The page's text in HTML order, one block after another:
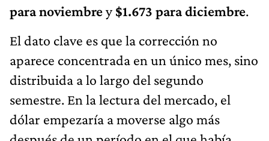
para noviembrey$1.673 para diciembre.
El dato clave es que la corrección no
aparece concentrada en un único mes, sino
distribuida a lo largo del segundo
semestre. En la lectura del mercado, el
dólar empezaría a moverse algo más